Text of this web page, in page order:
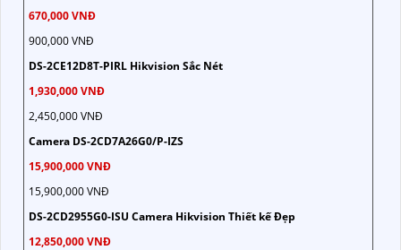
670,000 VNĐ
900,000 VNĐ
DS-2CE12D8T-PIRL Hikvision Sắc Nét
1,930,000 VNĐ
2,450,000 VNĐ
Camera DS-2CD7A26G0/P-IZS
15,900,000 VNĐ
15,900,000 VNĐ
DS-2CD2955G0-ISU Camera Hikvision Thiết kế Đẹp
12,850,000 VNĐ